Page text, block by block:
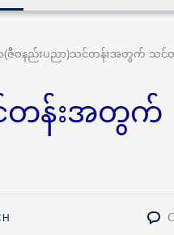
ဝနည်းပညာ)သင်တန်းအတွက် သင်တန်
တန်းအတွက်